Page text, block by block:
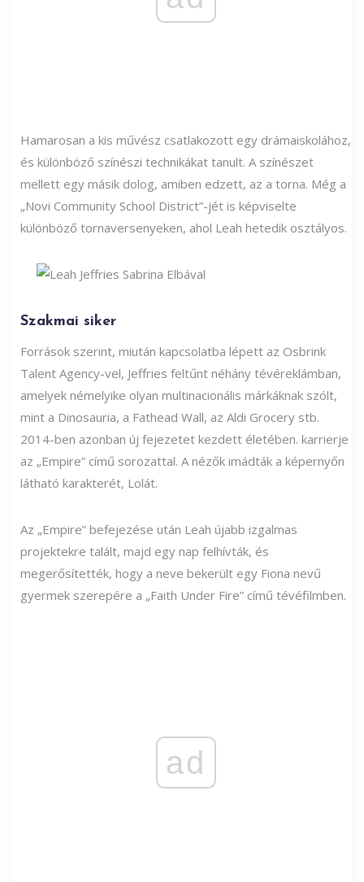
Hamarosan a kis művész csatlakozott egy drámaiskolához,
és különböző színészi technikákat tanult. A színészet
mellett egy másik dolog, amiben edzett, az a torna. Még a
„Novi Community School District”-jét is képviselte
különböző tornaversenyeken, ahol Leah hetedik osztályos.
Szakmai siker
Források szerint, miután kapcsolatba lépett az Osbrink
Talent Agency-vel, Jeffries feltűnt néhány tévéreklámban,
amelyek némelyike ​​olyan multinacionális márkáknak szólt,
mint a Dinosauria, a Fathead Wall, az Aldi Grocery stb.
2014-ben azonban új fejezetet kezdett életében. karrierje
az „Empire” című sorozattal. A nézők imádták a képernyőn
látható karakterét, Lolát.
Az „Empire” befejezése után Leah újabb izgalmas
projektekre talált, majd egy nap felhívták, és
megerősítették, hogy a neve bekerült egy Fiona nevű
gyermek szerepére a „Faith Under Fire” című tévéfilmben.
ad